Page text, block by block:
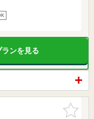
ンを見る
お気に入
りに追加